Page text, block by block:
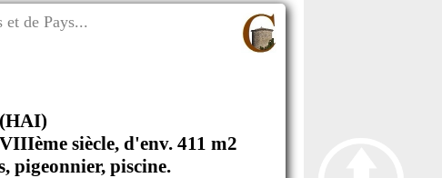
et de Pays...
siècle, d'env. 411 m2
pigeonnier, piscine.